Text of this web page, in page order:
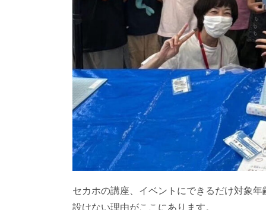
セカホの講座、イベントにできるだけ対象年
設けない理由がここにあります。